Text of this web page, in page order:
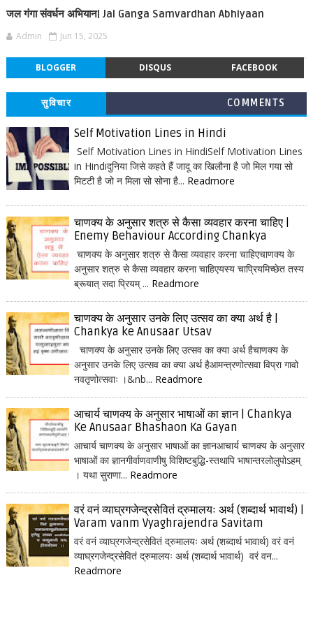
जल गंगा संवर्धन अभियान| Jal Ganga Samvardhan Abhiyaan
Admin Jun 15, 2025
BLOGGER DISQUS FACEBOOK
सुविचार COMMENTS
Self Motivation Lines in Hindi
Self Motivation Lines in HindiSelf Motivation Lines
in Hindiदुनिया जिसे कहते हैं जादू का खिलौना है जो मिल गया सो
मिटटी है जो न मिला सो सोना है... Readmore
चाणक्य के अनुसार शत्रु से कैसा व्यवहार करना चाहिए |
Enemy Behaviour According Chankya
चाणक्य के अनुसार शत्रु से कैसा व्यवहार करना चाहिएचाणक्य के
अनुसार शत्रु से कैसा व्यवहार करना चाहिएयस्य चाप्रियमिच्छेत तस्य
ब्रूयात् सदा प्रियम् ... Readmore
चाणक्य के अनुसार उनके लिए उत्सव का क्या अर्थ है |
Chankya ke Anusaar Utsav
चाणक्य के अनुसार उनके लिए उत्सव का क्या अर्थ हैचाणक्य के
अनुसार उनके लिए उत्सव का क्या अर्थ हैआमन्त्रणोत्सवा विप्रा गावो
नवतृणोत्सवाः ।&nb... Readmore
आचार्य चाणक्य के अनुसार भाषाओं का ज्ञान | Chankya
Ke Anusaar Bhashaon Ka Gayan
आचार्य चाणक्य के अनुसार भाषाओं का ज्ञानआचार्य चाणक्य के अनुसार
भाषाओं का ज्ञानगीर्वाणवाणीषु विशिष्टबुद्धि-स्तथापि भाषान्तरलोलुपोऽहम्
। यथा सुराणा... Readmore
वरं वनं व्याघ्रगजेन्द्रसेवितं द्रुमालयः अर्थ (शब्दार्थ भावार्थ) |
Varam vanm Vyaghrajendra Savitam
वरं वनं व्याघ्रगजेन्द्रसेवितं द्रुमालयः अर्थ (शब्दार्थ भावार्थ) वरं वनं
व्याघ्रगजेन्द्रसेवितं द्रुमालयः अर्थ (शब्दार्थ भावार्थ) वरं वन...
Readmore